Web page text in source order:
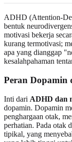
ADHD (Attention-
bentuk
motivasi bekerja
kurang termotivasi;
apa yang dianggap
kesalahpahaman
Peran Dopamin
Inti dari ADHD dan
dopamin. Dopamin
penghargaan otak,
perhatian. Pada otak
tipikal, yang